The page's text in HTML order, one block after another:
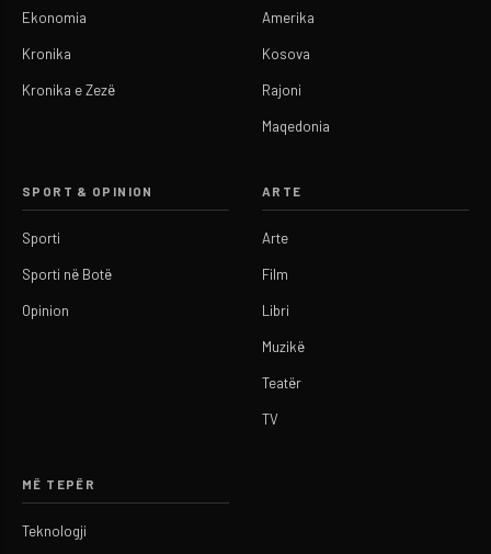
Ekonomia
Kronika
Kronika e Zezë
Amerika
Kosova
Rajoni
Maqedonia
SPORT & OPINION
Sporti
Sporti në Botë
Opinion
ARTE
Arte
Film
Libri
Muzikë
Teatër
TV
MË TEPËR
Teknologji